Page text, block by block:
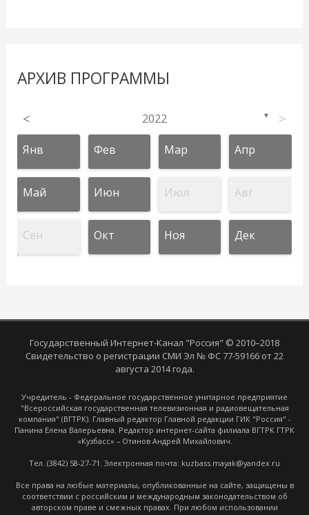
АРХИВ ПРОГРАММЫ
< 2022 ▼ >
Янв Фев Мар Апр
Май Июн Июл Авг
Сен Окт Ноя Дек
Государственный Интернет-Канал "Россия" © 2010–2018
Свидетельство о регистрации СМИ Эл № ФС 77-59166 от 22
августа 2014 года.
Учредитель - Федеральное государственное унитарное предприятие
"Всероссийская государственная телевизионная и радиовещательная
компания" (ВГТРК). Главный редактор Главной редакции ГИК "Россия" -
Панина Елена Валерьевна. Редактор интернет-сайта филиала ВГТРК ГТРК
«Кузбасс» – Отинов Андрей Михайлович.
Тел. (3842) 58-27-71. Электронная почта: kuzbass.mayak@yandex.ru
Все права на любые материалы, опубликованные на сайте, защищены в
соответствии с российским и международным законодательством об
авторском праве и смежных правах. При любом использовании